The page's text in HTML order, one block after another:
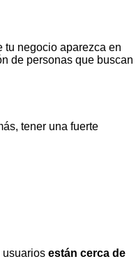
tu negocio aparezca en
de personas que buscan
tener una fuerte
usuarios están cerca de